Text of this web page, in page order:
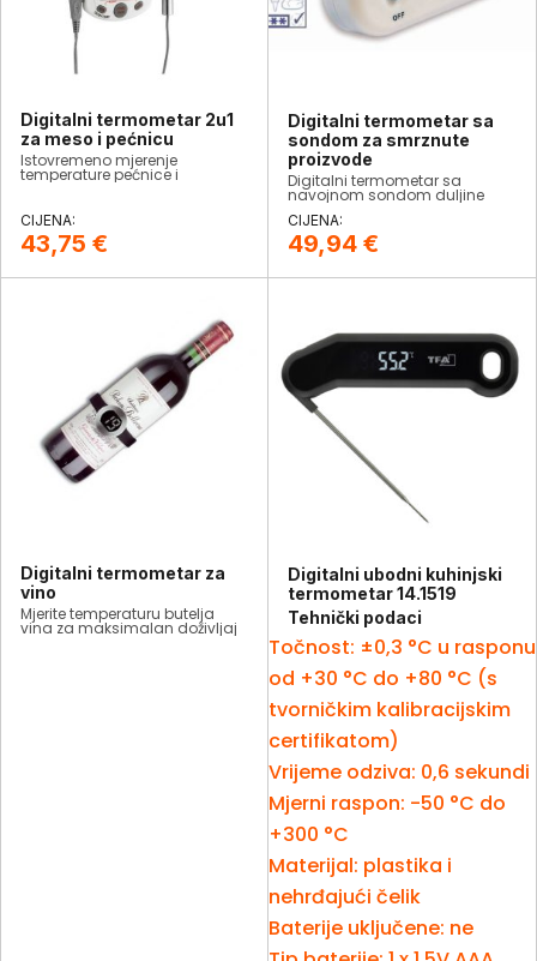
Digitalni termometar 2u1
za meso i pećnicu
Istovremeno mjerenje
temperature pećnice i
unutarnje temperature za
Može se koristiti za pećnicu ili
roštilj, također idealan za
kuhanje na niskim
temperaturama.
43,75 €
Digitalni termometar sa
sondom za smrznute
proizvode
Digitalni termometar sa
navojnom sondom duljine
120mm za mijerenje
temperature u smrznutim
proizvodima.
49,94 €
Digitalni termometar za
vino
Mjerite temperaturu butelja
vina za maksimalan doživljaj
Digitalni ubodni kuhinjski
termometar 14.1519
Tehnički podaci
Točnost: ±0,3 °C u rasponu
od +30 °C do +80 °C (s
tvorničkim kalibracijskim
certifikatom)
Vrijeme odziva: 0,6 sekundi
Mjerni raspon: -50 °C do
+300 °C
Materijal: plastika i
nehrđajući čelik
Baterije uključene: ne